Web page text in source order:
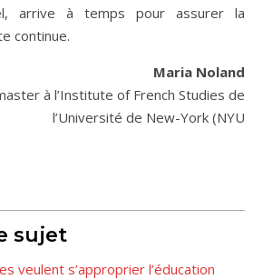
arrive à temps pour assurer la
continue.
Maria Noland
à l’Institute of French Studies de
l’Université de New-York (NYU
sujet
veulent s’approprier l’éducation